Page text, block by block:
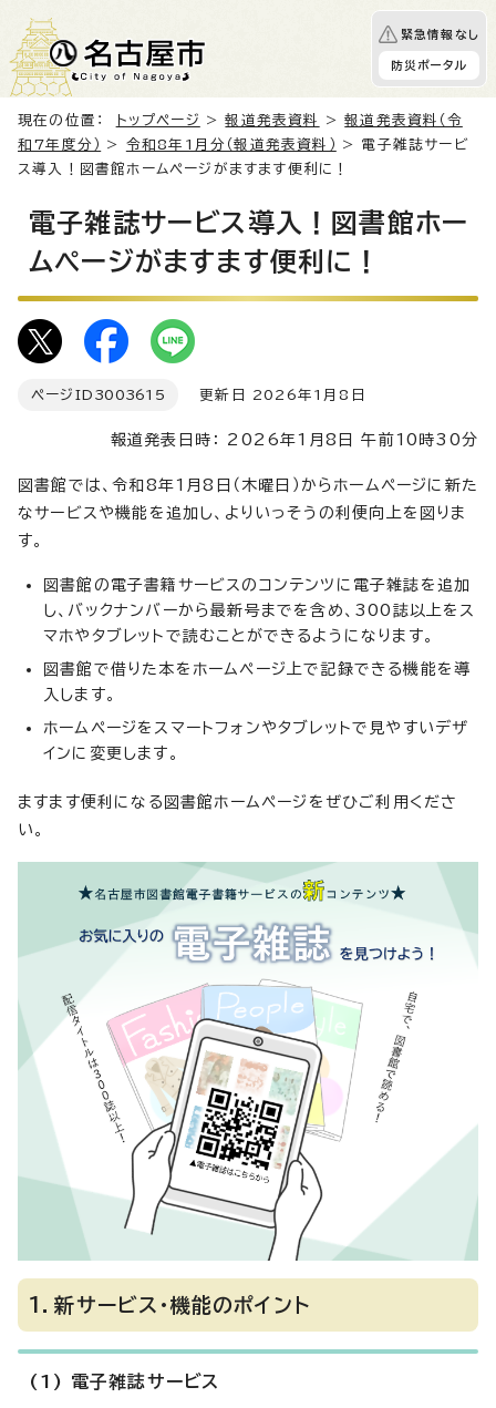
緊急情報なし
防災ポータル
現在の位置： トップページ >報道発表資料 >報道発表資料（令
和7年度分）
> 令和8年1月分（報道発表資料）
> 電子雑誌サービ
ス導入！図書館ホームページがますます便利に！
電子雑誌サービス導入！図書館ホー
ムページがますます便利に！
ページID 3003615 更新日 2026年1月8日
報道発表日時： 2026年1月8日 午前10時30分
図書館では、令和8年1月8日（木曜日）からホームページに新た
なサービスや機能を追加し、よりいっそうの利便向上を図りま
す。
図書館の電子書籍サービスのコンテンツに電子雑誌を追加
し、バックナンバーから最新号までを含め、300誌以上をス
マホやタブレットで読むことができるようになります。
図書館で借りた本をホームページ上で記録できる機能を導
入します。
ホームページをスマートフォンやタブレットで見やすいデザ
インに変更します。
ますます便利になる図書館ホームページをぜひご利用くださ
い。
1．新サービス・機能のポイント
(1) 電子雑誌サービス